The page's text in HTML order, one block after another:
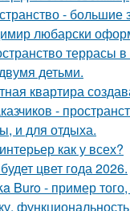
- большие
любарски
террасы
детьми.
квартира
-
и для отдыха.
как у всех?
цвет года 2026.
Buro - пример